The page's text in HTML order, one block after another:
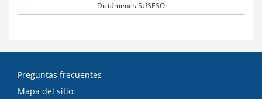
Dictámenes SUSESO
Preguntas frecuentes
Mapa del sitio